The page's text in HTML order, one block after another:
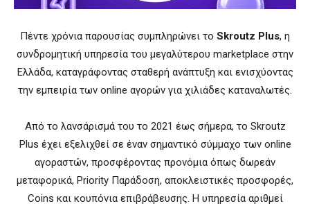
Πέντε χρόνια παρουσίας συμπληρώνει το Skroutz Plus, η
συνδρομητική υπηρεσία του μεγαλύτερου marketplace στην
Ελλάδα, καταγράφοντας σταθερή ανάπτυξη και ενισχύοντας
την εμπειρία των online αγορών για χιλιάδες καταναλωτές.
Από το λανσάρισμά του το 2021 έως σήμερα, το Skroutz
Plus έχει εξελιχθεί σε έναν σημαντικό σύμμαχο των online
αγοραστών, προσφέροντας προνόμια όπως δωρεάν
μεταφορικά, Priority Παράδοση, αποκλειστικές προσφορές,
Coins και κουπόνια επιβράβευσης. Η υπηρεσία αριθμεί